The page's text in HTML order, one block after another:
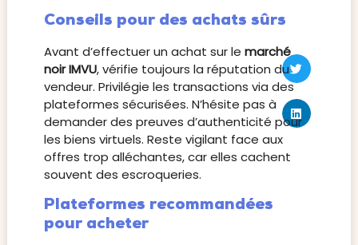
Conseils pour des achats sûrs
Avant d’effectuer un achat sur le marché
noir IMVU, vérifie toujours la réputation du
vendeur. Privilégie les transactions via des
plateformes sécurisées. N’hésite pas à
demander des preuves d’authenticité pour
les biens virtuels. Reste vigilant face aux
offres trop alléchantes, car elles cachent
souvent des escroqueries.
Plateformes recommandées
pour acheter